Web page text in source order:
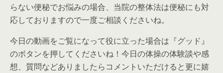
らない便秘でお悩みの場合、当院の整体法は便秘にも対
応しておりますので一度ご相談くださいね。
今日の動画をご覧になって役に立った場合は『グッド』
のボタンを押してくださいね！今日の体操の体験談や感
想、質問などありましたらコメントいただけると更に嬉